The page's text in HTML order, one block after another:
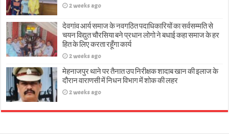
2 weeks ago
देवगांव आर्य समाज के नवगठित पदाधिकारियों का सर्वसम्मति से
चयन विद्युत चौरसिया बने प्रधान लोगो ने बधाई कहा समाज के हर
हित के लिए करता रहूँगा कार्य
2 weeks ago
मेहनाजपुर थाने पर तैनात उप निरीक्षक शादाब खान की इलाज के
दौरान वाराणसी में निधन विभाग में शोक की लहर
2 weeks ago